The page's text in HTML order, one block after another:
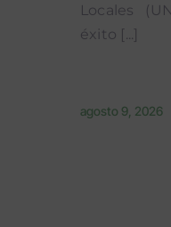
Locales
éxito [...]
agosto 9, 2026